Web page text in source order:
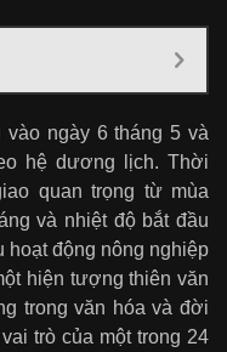
vào ngày 6 tháng 5 và
hệ dương lịch. Thời
quan trọng từ mùa
và nhiệt độ bắt đầu
hoạt động nông nghiệp
hiện tượng thiên văn
trong văn hóa và đời
trò của một trong 24